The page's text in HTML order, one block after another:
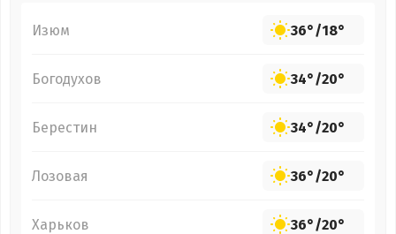
Изюм 36°/18°
Богодухов 34°/20°
Берестин 34°/20°
Лозовая 36°/20°
Харьков 36°/20°